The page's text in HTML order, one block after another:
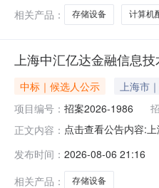
相关产品：
存储设备 计算机
上海中汇亿达金融信息
中标｜候选人公示 上海市
项目编号： 招案2026-1986
正文内容： 点击查看公告内容:
发布时间： 2026-08-06 21:16
相关产品：
存储设备